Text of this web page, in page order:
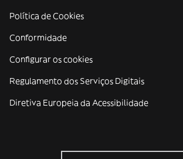
Política de Cookies
Conformidade
Configurar os cookies
Regulamento dos Serviços Digitais
Diretiva Europeia da Acessibilidade